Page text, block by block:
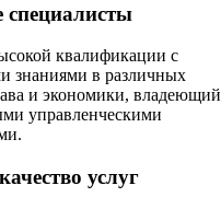
квалификации с
знаниями в различных
и экономики, владеющий
управленческими
услуг